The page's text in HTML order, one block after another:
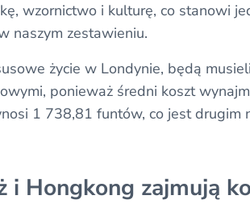
wzornictwo i kulturę, co stanowi
naszym zestawieniu.
życie w Londynie, będą
ponieważ średni koszt
1 738,81 funtów, co jest drugim
i Hongkong zajmują